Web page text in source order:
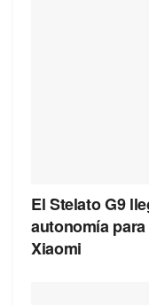
El Stelato G9
autonomía
Xiaomi